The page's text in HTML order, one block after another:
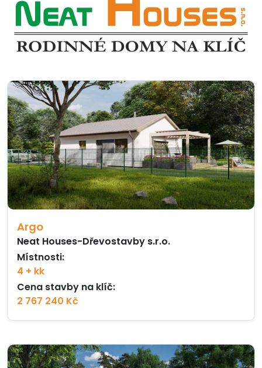
Argo
Neat Houses-Dřevostavby s.r.o.
Místnosti:
4 + kk
Cena stavby na klíč:
2 767 240 Kč